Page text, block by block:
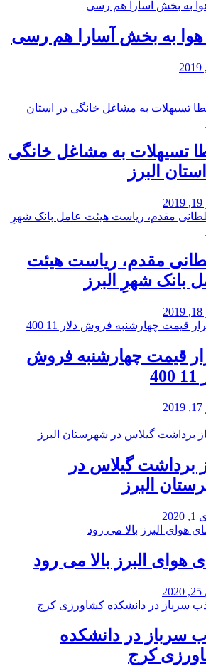
هوا به بخش آسارا هم رسی
تسیهلات به مشاغل خانگی
البرز
مقدم، ریاست هیئت
بانک شهرِ البرز
قیمت چهارشنبه فروش
برداشت گیلاس در
البرز
هوای البرز بالا می رود
سرباز در دانشکده
کرج